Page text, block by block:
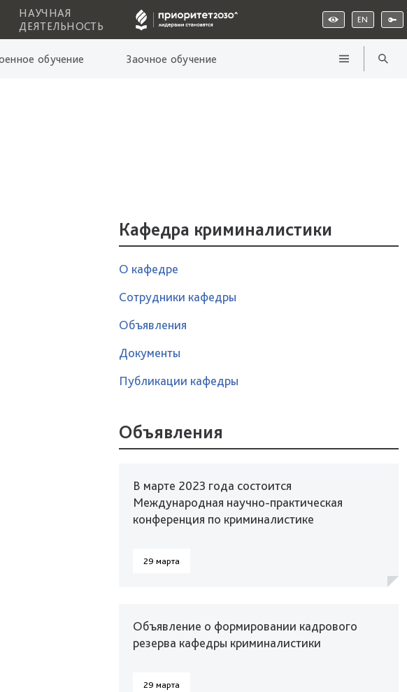
НАУЧНАЯ
ДЕЯТЕЛЬНОСТЬ
EN
обучение Заочное обучение
Кафедра криминалистики
О кафедре
Сотрудники кафедры
Объявления
Документы
Публикации кафедры
Объявления
В марте 2023 года состоится
Международная научно-практическая
конференция по криминалистике
29 марта
Объявление о формировании кадрового
резерва кафедры криминалистики
29 марта